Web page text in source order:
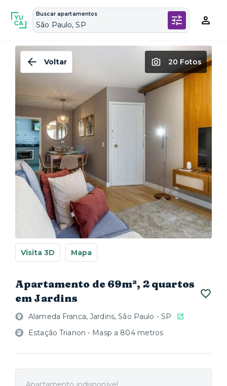
Buscar apartamentos
São Paulo, SP
Voltar 20 Fotos
Visita 3D Mapa
Apartamento de 69m², 2 quartos
em Jardins
Alameda Franca, Jardins, São Paulo - SP
Estação Trianon - Masp a 804 metros